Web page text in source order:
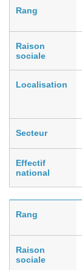
Rang
Raison
sociale
Localisation
Secteur
Effectif
national
Rang
Raison
sociale